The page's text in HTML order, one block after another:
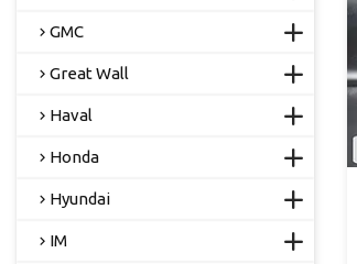
GMC
Great Wall
Haval
Honda
Hyundai
IM